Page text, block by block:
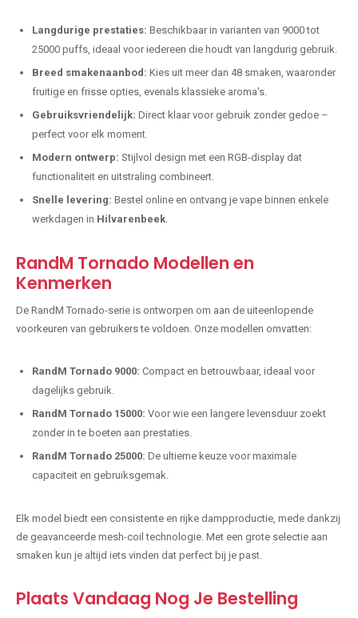
Langdurige prestaties: Beschikbaar in varianten van 9000 tot
25000 puffs, ideaal voor iedereen die houdt van langdurig gebruik.
Breed smakenaanbod: Kies uit meer dan 48 smaken, waaronder
fruitige en frisse opties, evenals klassieke aroma's.
Gebruiksvriendelijk: Direct klaar voor gebruik zonder gedoe –
perfect voor elk moment.
Modern ontwerp: Stijlvol design met een RGB-display dat
functionaliteit en uitstraling combineert.
Snelle levering: Bestel online en ontvang je vape binnen enkele
werkdagen in Hilvarenbeek
RandM Tornado Modellen en
Kenmerken
De RandM Tornado-serie is ontworpen om aan de uiteenlopende
voorkeuren van gebruikers te voldoen. Onze modellen omvatten:
RandM Tornado 9000: Compact en betrouwbaar, ideaal voor
dagelijks gebruik.
RandM Tornado 15000: Voor wie een langere levensduur zoekt
zonder in te boeten aan prestaties.
RandM Tornado 25000: De ultieme keuze voor maximale
capaciteit en gebruiksgemak.
Elk model biedt een consistente en rijke dampproductie, mede dankzij
de geavanceerde mesh-coil technologie. Met een grote selectie aan
smaken kun je altijd iets vinden dat perfect bij je past.
Plaats Vandaag Nog Je Bestelling